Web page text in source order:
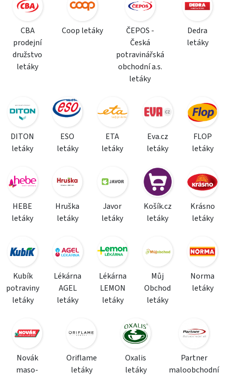
CBA
prodejní
družstvo
letáky
Coop letáky
ČEPOS -
Česká
potravinářská
obchodní a.s.
letáky
Dedra
letáky
DITON
letáky
ESO
letáky
ETA
letáky
Eva.cz
letáky
FLOP
letáky
HEBE
letáky
Hruška
letáky
Javor
letáky
Košík.cz
letáky
Krásno
letáky
Kubík
potraviny
letáky
Lékárna
AGEL
letáky
Lékárna
LEMON
letáky
Můj
Obchod
letáky
Norma
letáky
Novák
maso-
Oriflame
letáky
Oxalis
letáky
Partner
maloobchodní